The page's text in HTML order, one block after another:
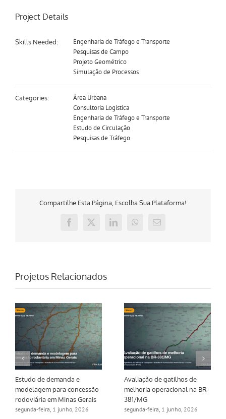
Project Details
Skills Needed:
Engenharia de Tráfego e Transporte
Pesquisas de Campo
Projeto Geométrico
Simulação de Processos
Categories:
Área Urbana
Consultoria Logística
Engenharia de Tráfego e Transporte
Estudo de Circulação
Pesquisas de Tráfego
Compartilhe Esta Página, Escolha Sua Plataforma!
Facebook
X LinkedInWhatsApp
E-
Projetos Relacionados
Estudo de demanda e
modelagem para concessão
rodoviária em Minas Gerais
segunda-feira, 1 junho, 2026
Avaliação de gatilhos de
melhoria operacional na BR-
381/MG
segunda-feira, 1 junho, 2026